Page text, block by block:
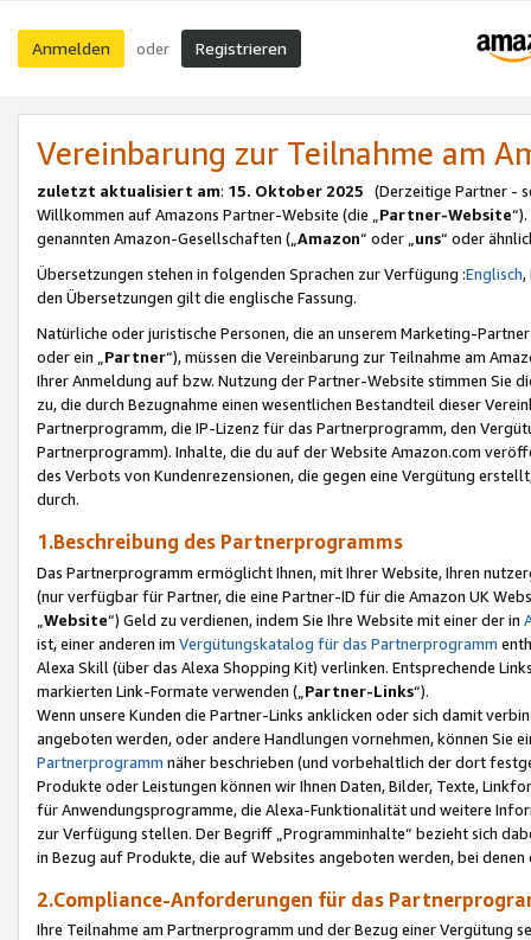
Anmelden oder Registrieren
Vereinbarung zur Teilnahme am
zuletzt aktualisiert am: 15. Oktober 2025 (Derzeitige Partner -
Willkommen auf Amazons Partner-Website (die „Partner-Website
genannten Amazon-Gesellschaften („Amazon“ oder „uns“ oder
Übersetzungen stehen in folgenden Sprachen zur Verfügung :Englisch,
den Übersetzungen gilt die englische Fassung.
Natürliche oder juristische Personen, die an unserem Marketing-
oder ein „Partner“), müssen die Vereinbarung zur Teilnahme am
Ihrer Anmeldung auf bzw. Nutzung der Partner-Website stimmen Sie
zu, die durch Bezugnahme einen wesentlichen Bestandteil dieser
Partnerprogramm, die IP-Lizenz für das Partnerprogramm, den
Partnerprogramm). Inhalte, die du auf der Website Amazon.com
des Verbots von Kundenrezensionen, die gegen eine Vergütung
durch.
1.Beschreibung des Partnerprogramms
Das Partnerprogramm ermöglicht Ihnen, mit Ihrer Website, Ihren
(nur verfügbar für Partner, die eine Partner-ID für die Amazon UK
Website“) Geld zu verdienen, indem Sie Ihre Website mit einer der in
ist, einer anderen im Vergütungskatalog für das Partnerprogramm
Alexa Skill (über das Alexa Shopping Kit) verlinken. Entsprechende
markierten Link-Formate verwenden („ Partner-Links“).
Wenn unsere Kunden die Partner-Links anklicken oder sich damit
angeboten werden, oder andere Handlungen vornehmen, können Sie
Partnerprogramm näher beschrieben (und vorbehaltlich der dort
Produkte oder Leistungen können wir Ihnen Daten, Bilder, Texte,
für Anwendungsprogramme, die Alexa-Funktionalität und weitere
zur Verfügung stellen. Der Begriff „Programminhalte“ bezieht sich
in Bezug auf Produkte, die auf Websites angeboten werden, bei
2.Compliance-Anforderungen für das
Ihre Teilnahme am Partnerprogramm und der Bezug einer Vergütung